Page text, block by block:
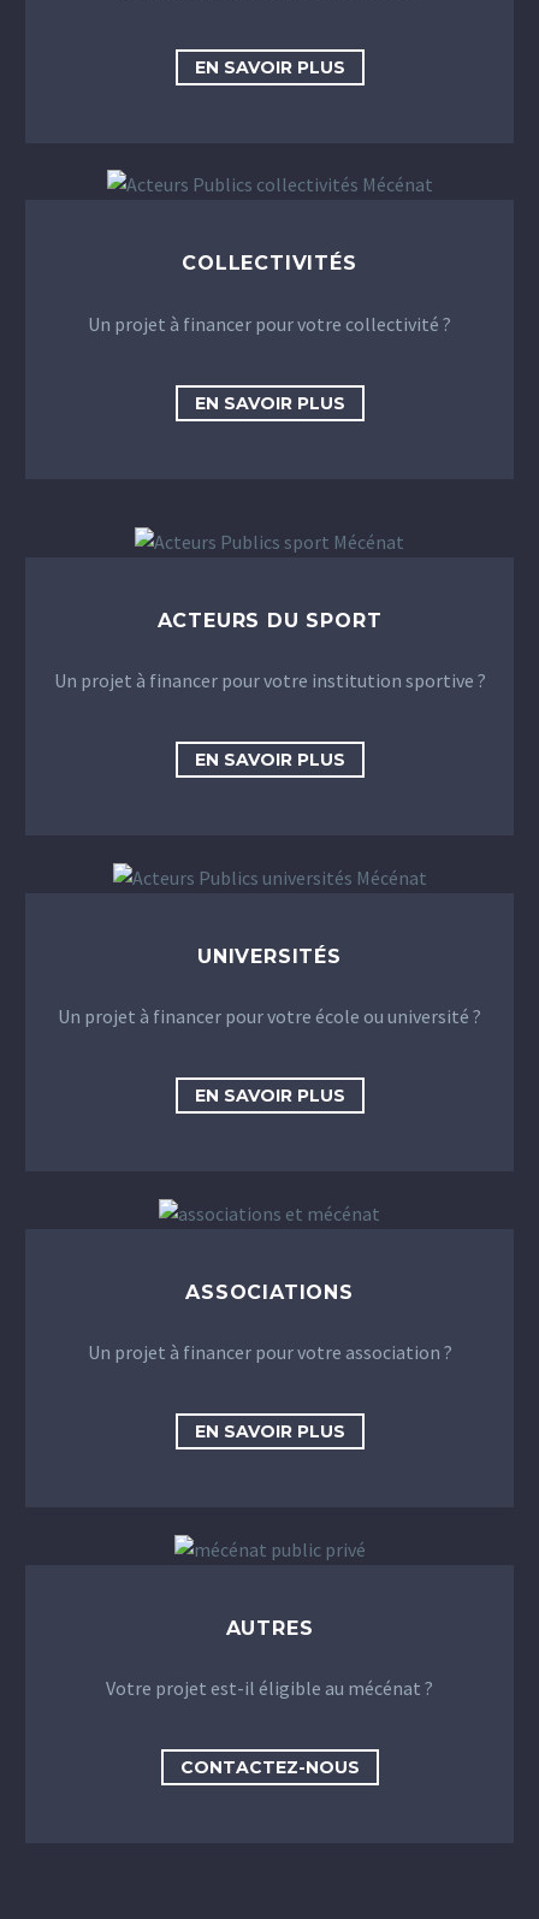
EN SAVOIR PLUS
COLLECTIVITÉS
Un projet à financer pour votre collectivité ?
EN SAVOIR PLUS
ACTEURS DU SPORT
Un projet à financer pour votre institution sportive ?
EN SAVOIR PLUS
UNIVERSITÉS
Un projet à financer pour votre école ou université ?
EN SAVOIR PLUS
ASSOCIATIONS
Un projet à financer pour votre association ?
EN SAVOIR PLUS
AUTRES
Votre projet est-il éligible au mécénat ?
CONTACTEZ-NOUS